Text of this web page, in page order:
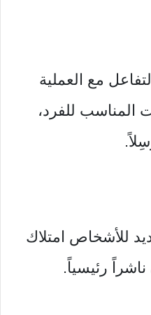
مع العملية
المناسب للفرد،
للأشخاص امتلاك
رئيسياً.